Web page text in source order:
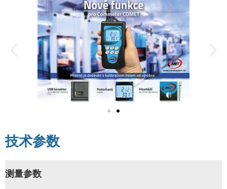
技术参数
测量参数